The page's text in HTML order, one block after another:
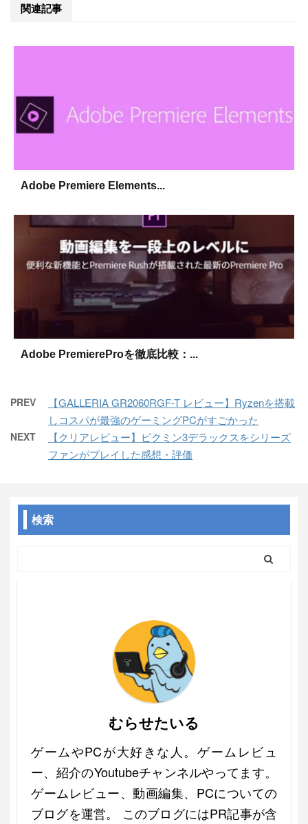
関連記事
Adobe Premiere Elements...
Adobe PremiereProを徹底比較：...
PREV
【GALLERIA GR2060RGF-T レビュー】Ryzenを搭載
しコスパが最強のゲーミングPCがすごかった
NEXT
【クリアレビュー】ピクミン3デラックスをシリーズ
ファンがプレイした感想・評価
検索
むらせたいる
ゲームやPCが大好きな人。ゲームレビュ
ー、紹介のYoutubeチャンネルやってます。
ゲームレビュー、動画編集、PCについての
ブログを運営。 このブログにはPR記事が含